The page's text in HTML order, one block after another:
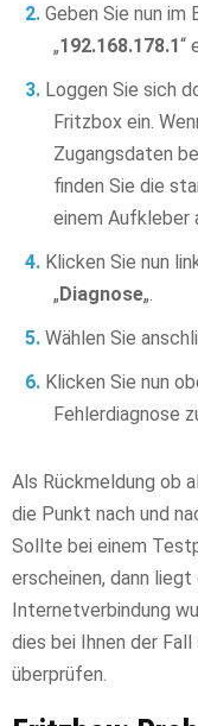
Geben Sie nun im
„192.168.178.1“
Loggen Sie sich
Fritzbox ein.
Zugangsdaten
finden Sie die
einem Aufkleber
Klicken Sie nun
„ Diagnose„.
Wählen Sie
Klicken Sie nun
Fehlerdiagnose
Als Rückmeldung ob
die Punkt nach und
Sollte bei einem
erscheinen, dann
Internetverbindung
dies bei Ihnen der
überprüfen.